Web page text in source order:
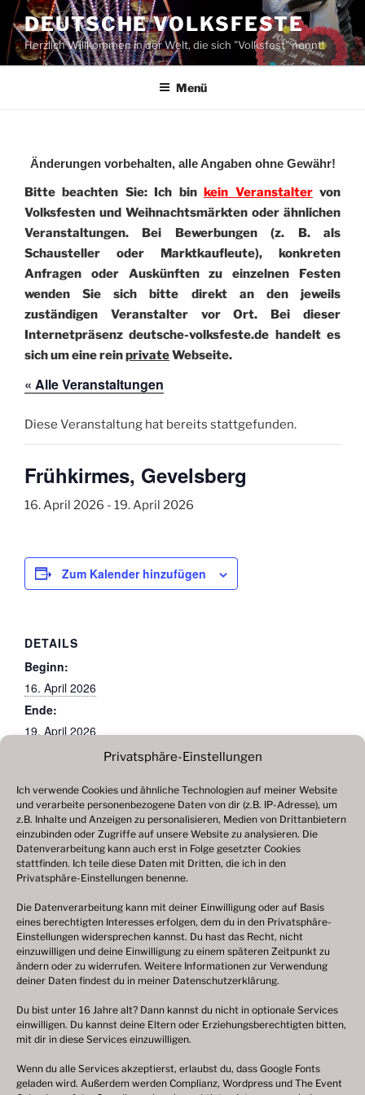
Privatsphäre-Einstellungen
Ich verwende Cookies und ähnliche Technologien auf meiner Website
und verarbeite personenbezogene Daten von dir (z.B. IP-Adresse), um
z.B. Inhalte und Anzeigen zu personalisieren, Medien von Drittanbietern
einzubinden oder Zugriffe auf unsere Website zu analysieren. Die
Datenverarbeitung kann auch erst in Folge gesetzter Cookies
stattfinden. Ich teile diese Daten mit Dritten, die ich in den
Privatsphäre-Einstellungen benenne.
Die Datenverarbeitung kann mit deiner Einwilligung oder auf Basis
eines berechtigten Interesses erfolgen, dem du in den Privatsphäre-
Einstellungen widersprechen kannst. Du hast das Recht, nicht
einzuwilligen und deine Einwilligung zu einem späteren Zeitpunkt zu
ändern oder zu widerrufen. Weitere Informationen zur Verwendung
deiner Daten findest du in meiner Datenschutzerklärung.
Du bist unter 16 Jahre alt? Dann kannst du nicht in optionale Services
einwilligen. Du kannst deine Eltern oder Erziehungsberechtigten bitten,
mit dir in diese Services einzuwilligen.
Wenn du alle Services akzeptierst, erlaubst du, dass Google Fonts
geladen wird. Außerdem werden Complianz, Wordpress und The Event
Zum
Inhalt
springen
DEUTSCHE VOLKSFESTE
Herzlich Willkommen in der Welt, die sich "Volksfest" nennt!
Menü
Änderungen vorbehalten, alle Angaben ohne Gewähr!
Bitte beachten Sie: Ich binkein Veranstaltervon
Volksfesten und Weihnachtsmärkten oder ähnlichen
Veranstaltungen. Bei Bewerbungen (z. B. als
Schausteller oder Marktkaufleute), konkreten
Anfragen oder Auskünften zu einzelnen Festen
wenden Sie sich bitte direkt an den jeweils
zuständigen Veranstalter vor Ort. Bei dieser
Internetpräsenz deutsche-volksfeste.de handelt es
sich um eine reinprivateWebseite.
« Alle Veranstaltungen
Diese Veranstaltung hat bereits stattgefunden.
Frühkirmes, Gevelsberg
16. April 2026 - 19. April 2026
Zum Kalender hinzufügen
DETAILS
Beginn:
16. April 2026
Ende:
19. April 2026
Veranstaltungskategorie:
Ostermarkt, Aurich 60. Frühlingsfest, München
Änderungen vorbehalten, alle Angaben ohne Gewähr!
Volksfesten und Weihnachtsmärkten oder ähnlichen
Veranstaltungen. Bei Bewerbungen (z. B. als
Schausteller oder Marktkaufleute), konkreten
Anfragen oder Auskünften zu einzelnen Festen
zuständigen Veranstalter vor Ort. Bei dieser
Internetpräsenz deutsche-volksfeste.de handelt es
sich um eine rein
private Webseite.